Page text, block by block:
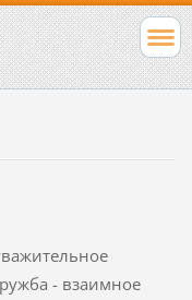
- взаимное